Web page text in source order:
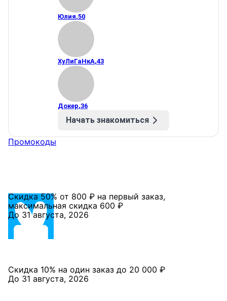
Юлия,50
ХуЛиГаНкА,43
Докер,36
Начать знакомиться
Промокоды
Скидка 50% от 800 ₽ на первый заказ,
максимальная скидка 600 ₽
До 31 августа, 2026
Скидка 10% на один заказ до 20 000 ₽
До 31 августа, 2026